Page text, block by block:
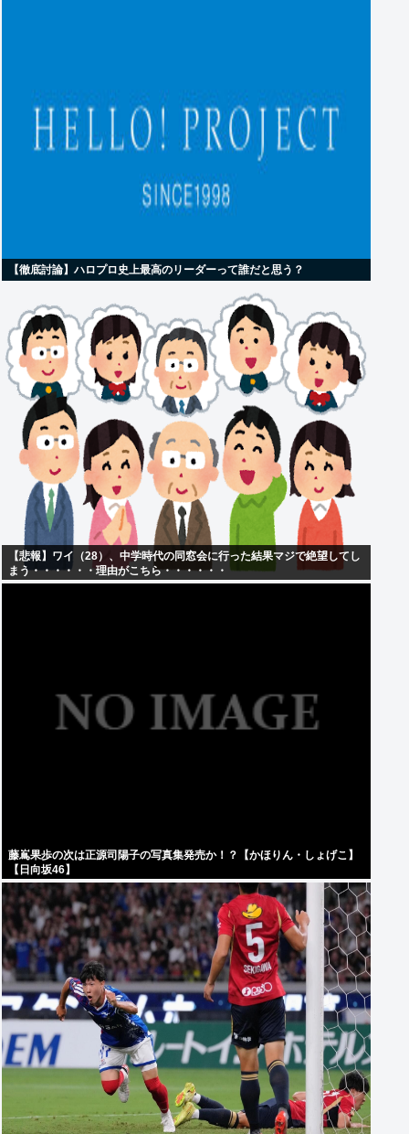
【徹底討論】ハロプロ史上最高のリーダーって誰だと思う？
【悲報】ワイ（28）、中学時代の同窓会に行った結果マジで絶望してし
まう・・・・・・理由がこちら・・・・・・
藤嶌果歩の次は正源司陽子の写真集発売か！？【かほりん・しょげこ】
【日向坂46】